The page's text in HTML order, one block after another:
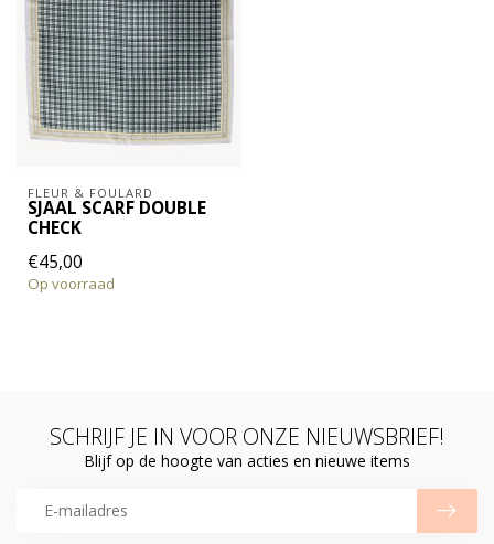
FLEUR & FOULARD
SJAAL SCARF DOUBLE
CHECK
€45,00
Op voorraad
SCHRIJF JE IN VOOR ONZE NIEUWSBRIEF!
Blijf op de hoogte van acties en nieuwe items